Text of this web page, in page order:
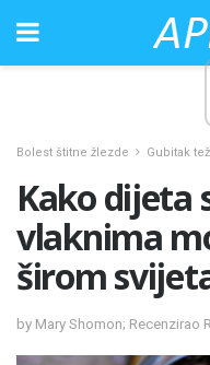
Bolest štitne žlezde Gubitak
Kako dijeta
vlaknima
širom
by Mary Shomon; Recenzirao